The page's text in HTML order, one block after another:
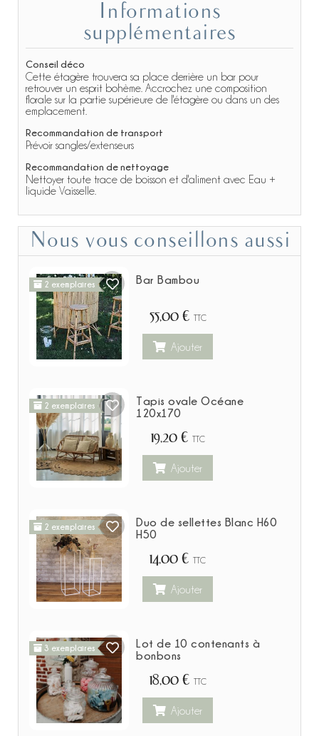
supplémentaires
Conseil déco
Cette étagère trouvera sa place derrière un bar pour
retrouver un esprit bohème. Accrochez une composition
florale sur la partie supérieure de l'étagère ou dans un des
emplacement.
Recommandation de transport
Prévoir sangles/extenseurs
Recommandation de nettoyage
Nettoyer toute trace de boisson et d'aliment avec Eau +
liquide Vaisselle.
Nous vous conseillons aussi
2 exemplaires Bar Bambou
55,00 € TTC
Ajouter
2 exemplaires
Tapis ovale Océane
120x170
19,20 € TTC
Ajouter
2 exemplaires
Duo de sellettes Blanc H60
H50
14,00 € TTC
Ajouter
3 exemplaires
Lot de 10 contenants à
bonbons
18,00 € TTC
Ajouter